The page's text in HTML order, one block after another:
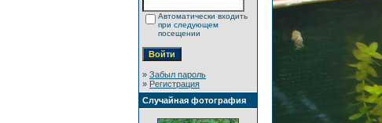
Автоматически входить
при следующем
посещении
» Забыл пароль
» Регистрация
Случайная фотография